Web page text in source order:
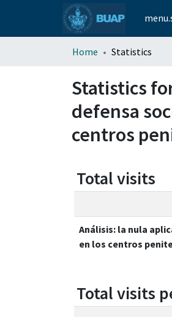
Home Statistics
Statistics
defensa
centros
Total visits
Análisis: la nula
en los centros
Total visits